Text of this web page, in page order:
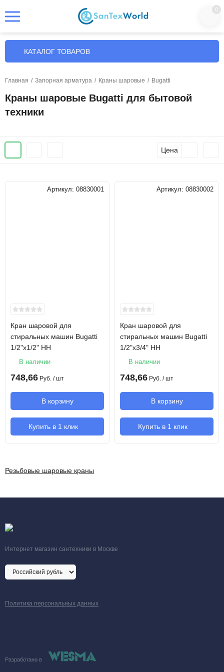
0
КАТАЛОГ ТОВАРОВ
Главная / Запорная арматура / Краны шаровые / Bugatti
Краны шаровые Bugatti для бытовой
техники
Цена
Артикул: 08830001
Кран шаровой для
стиральных машин Bugatti
1/2"х1/2" НН
В наличии
748,66 Руб. / шт
В корзину
Купить в 1 клик
Артикул: 08830002
Кран шаровой для
стиральных машин Bugatti
1/2"х3/4" НН
В наличии
748,66 Руб. / шт
В корзину
Купить в 1 клик
Резьбовые шаровые краны
Интернет магазин сантехники в Москве
Политика персональных данных
Разработано в